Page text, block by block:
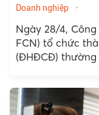
Doanh nghiệp
Ngày 28/4,
FCN) tổ chức
(ĐHĐCĐ) thường